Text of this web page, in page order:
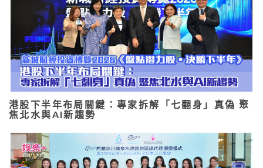
港股下半年布局關鍵：專家拆解「七翻身」真偽 聚
焦北水與AI新趨勢